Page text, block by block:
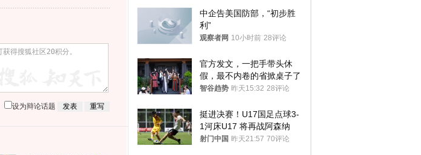
设为辩论话题
中企告美国防部，“初步胜
利”
观察者网 10小时前 28评论
官方发文，一把手带头休
假，最不内卷的省掀桌子了
智谷趋势 昨天15:32 28评论
挺进决赛！U17国足点球3-
1河床U17 将再战阿森纳
射门中国 昨天21:57 70评论